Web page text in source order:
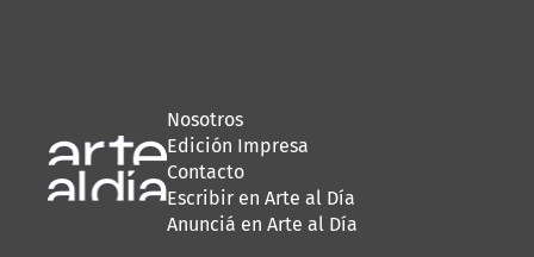
Nosotros
Edición Impresa
Contacto
Escribir en Arte al Día
Anunciá en Arte al Día